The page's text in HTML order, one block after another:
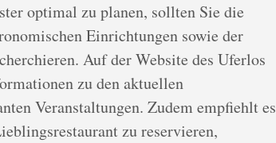
optimal zu planen, sollten Sie die
Einrichtungen sowie der
Auf der Website des Uferlos
zu den aktuellen
Veranstaltungen. Zudem empfiehlt es
zu reservieren,